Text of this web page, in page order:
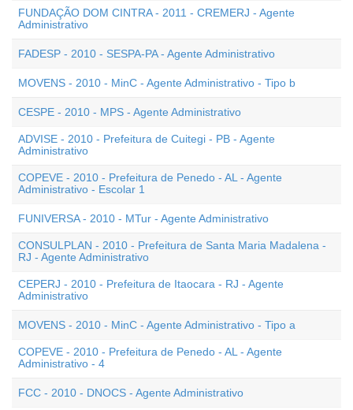
FUNDAÇÃO DOM CINTRA - 2011 - CREMERJ - Agente
Administrativo
FADESP - 2010 - SESPA-PA - Agente Administrativo
MOVENS - 2010 - MinC - Agente Administrativo - Tipo b
CESPE - 2010 - MPS - Agente Administrativo
ADVISE - 2010 - Prefeitura de Cuitegi - PB - Agente
Administrativo
COPEVE - 2010 - Prefeitura de Penedo - AL - Agente
Administrativo - Escolar 1
FUNIVERSA - 2010 - MTur - Agente Administrativo
CONSULPLAN - 2010 - Prefeitura de Santa Maria Madalena -
RJ - Agente Administrativo
CEPERJ - 2010 - Prefeitura de Itaocara - RJ - Agente
Administrativo
MOVENS - 2010 - MinC - Agente Administrativo - Tipo a
COPEVE - 2010 - Prefeitura de Penedo - AL - Agente
Administrativo - 4
FCC - 2010 - DNOCS - Agente Administrativo